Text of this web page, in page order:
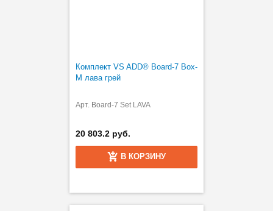
Комплект VS ADD® Board-7 Box-
M лава грей
Арт. Board-7 Set LAVA
20 803.2 руб.
В КОРЗИНУ